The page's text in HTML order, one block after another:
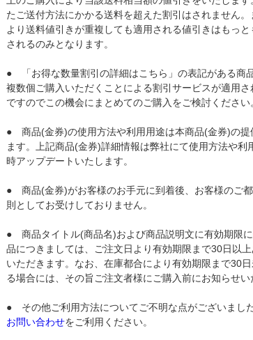
たご送付方法にかかる送料を超えた割引はされません
より送料値引きが重複しても適用される値引きはもっ
されるのみとなります。
● 「お得な数量割引の詳細はこちら」の表記がある商
複数個ご購入いただくことによる割引サービスが適用
ですのでこの機会にまとめてのご購入をご検討ください
● 商品(金券)の使用方法や利用用途は本商品(金券)の提
ます。上記商品(金券)詳細情報は弊社にて使用方法や利
時アップデートいたします。
● 商品(金券)がお客様のお手元に到着後、お客様のご
則としてお受けしておりません。
● 商品タイトル(商品名)および商品説明文に有効期限
品につきましては、ご注文日より有効期限まで30日以
いただきます。なお、在庫都合により有効期限まで30
る場合には、その旨ご注文者様にご購入前にお知らせい
● その他ご利用方法についてご不明な点がございまし
お問い合わせをご利用ください。